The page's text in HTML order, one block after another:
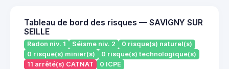
Tableau de bord des risques — SAVIGNY SUR
SEILLE
Radon niv. 1 Séisme niv. 2
0 risque(s) naturel(s)
0 risque(s) minier(s)
0 risque(s) technologique(s)
11 arrêté(s) CATNAT
0 ICPE